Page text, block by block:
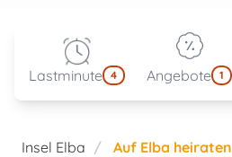
Lastminute 4 Angebote 1
Insel Elba Auf Elba heiraten